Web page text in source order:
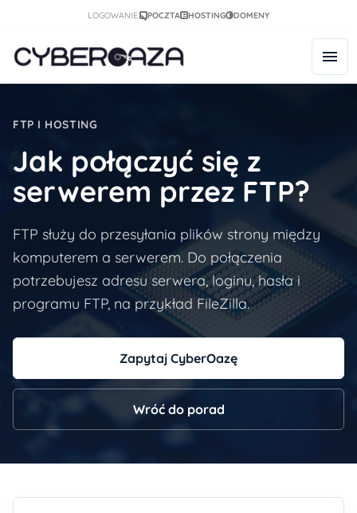
LOGOWANIE: POCZTA HOSTING DOMENY
FTP I HOSTING
Jak połączyć się z
serwerem przez FTP?
FTP służy do przesyłania plików strony między
komputerem a serwerem. Do połączenia
potrzebujesz adresu serwera, loginu, hasła i
programu FTP, na przykład FileZilla.
Zapytaj CyberOazę
Wróć do porad